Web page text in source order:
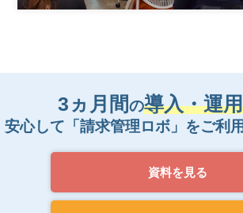
3ヵ月間の導入・運
安心して「請求管理ロボ」をご利
資料を見る